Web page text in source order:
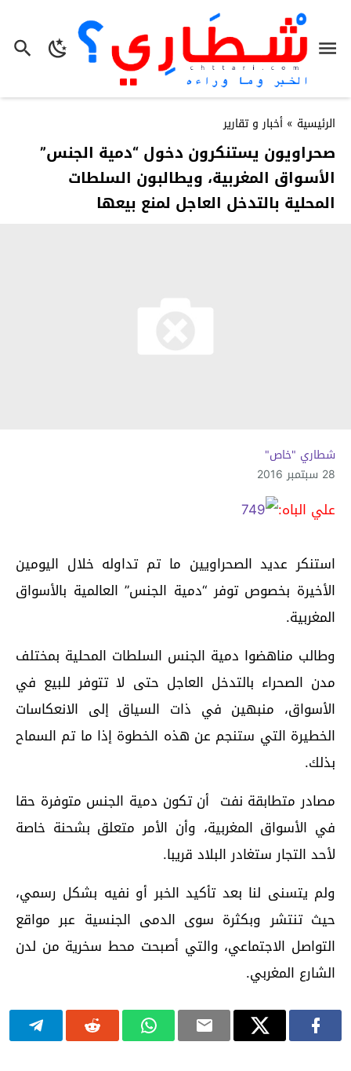
الرئيسية » أخبار و تقارير
صحراويون يستنكرون دخول “دمية الجنس”
الأسواق المغربية، ويطالبون السلطات
المحلية بالتدخل العاجل لمنع بيعها
شطاري "خاص"
28 سبتمبر 2016
علي الباه:
استنكر عديد الصحراويين ما تم تداوله خلال اليومين
الأخيرة بخصوص توفر “دمية الجنس” العالمية بالأسواق
المغربية.
وطالب مناهضوا دمية الجنس السلطات المحلية بمختلف
مدن الصحراء بالتدخل العاجل حتى لا تتوفر للبيع في
الأسواق، منبهين في ذات السياق إلى الانعكاسات
الخطيرة التي ستنجم عن هذه الخطوة إذا ما تم السماح
بذلك.
مصادر متطابقة نفت أن تكون دمية الجنس متوفرة حقا
في الأسواق المغربية، وأن الأمر متعلق بشحنة خاصة
لأحد التجار ستغادر البلاد قريبا.
ولم يتسنى لنا بعد تأكيد الخبر أو نفيه بشكل رسمي،
حيث تنتشر وبكثرة سوى الدمى الجنسية عبر مواقع
التواصل الاجتماعي، والتي أصبحت محط سخرية من لدن
الشارع المغربي.